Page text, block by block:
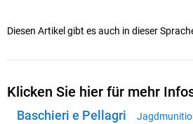
Diesen Artikel gibt es auch in dieser
Klicken Sie hier für mehr
Baschieri e Pellagri